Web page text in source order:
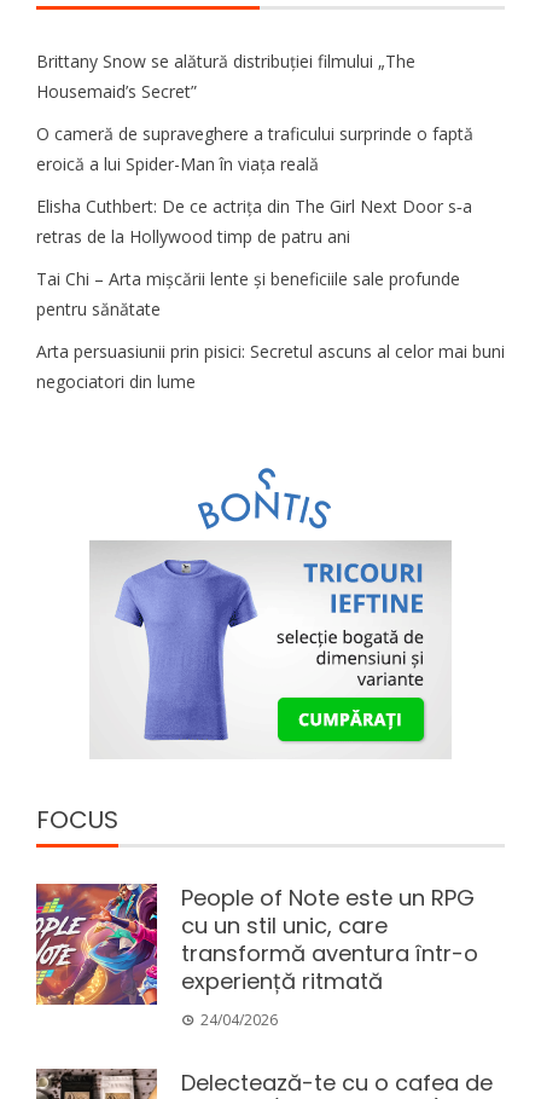
Brittany Snow se alătură distribuției filmului „The
Housemaid’s Secret”
O cameră de supraveghere a traficului surprinde o faptă
eroică a lui Spider-Man în viața reală
Elisha Cuthbert: De ce actrița din The Girl Next Door s‑a
retras de la Hollywood timp de patru ani
Tai Chi – Arta mișcării lente și beneficiile sale profunde
pentru sănătate
Arta persuasiunii prin pisici: Secretul ascuns al celor mai buni
negociatori din lume
FOCUS
People of Note este un RPG
cu un stil unic, care
transformă aventura într-o
experiență ritmată
24/04/2026
Delectează-te cu o cafea de